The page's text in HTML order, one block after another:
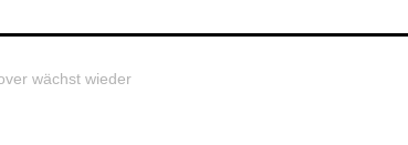
wächst wieder